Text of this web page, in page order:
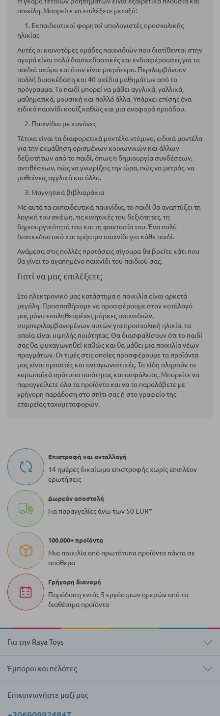
ποικίλη. Μπορείτε να επιλέξετε μεταξύ:
1. Εκπαιδευτικοί φορητοί υπολογιστές προσχολικής
ηλικίας
Αυτές οι καινοτόμες ομάδες παιχνιδιών που διατίθενται στην
αγορά είναι πολύ διασκεδαστικές και ενδιαφέρουσες για τα
παιδιά ακόμα και όταν είναι μικρότερα. Περιλαμβάνουν
πολλή διασκέδαση και 40 σχέδια μαθημάτων από το
πρόγραμμα. Το παιδί μπορεί να μάθει αγγλικά, γαλλικά,
μαθηματικά, μουσική και πολλά άλλα. Υπάρχει επίσης ένα
ειδικό παιχνίδι κουίζ καθώς και μια αναφορά προόδου.
2. Παιχνίδια με κανόνες
Τέτοια είναι τα διαφορετικά μοντέλα ντόμινο, ειδικά μοντέλα
για την εκμάθηση ορισμένων κοινωνικών και άλλων
δεξιοτήτων από το παιδί, όπως η δημιουργία συνδέσεων,
αντιθέσεων, πώς να γνωρίζεις την ώρα, πώς να μετράς, να
μαθαίνεις αγγλικά και άλλα.
3. Μαγνητικά βιβλιαράκια
Με αυτά τα εκπαιδευτικά παιχνίδια, το παιδί θα αναπτύξει τη
λογική του σκέψη, τις κινητικές του δεξιότητες, τη
δημιουργικότητά του και τη φαντασία του. Ένα πολύ
διασκεδαστικό και χρήσιμο παιχνίδι για κάθε παιδί.
Ανάμεσα στις πολλές προτάσεις σίγουρα θα βρείτε κάτι που
θα γίνει το αγαπημένο παιχνίδι του παιδιού σας.
Γιατί να μας επιλέξετε;
Στο ηλεκτρονικό μας κατάστημα η ποικιλία είναι αρκετά
μεγάλη. Προσπαθήσαμε να προσφέρουμε στον κατάλογό
μας μόνο επαληθευμένες μάρκες παιχνιδιών,
συμπεριλαμβανομένων αυτών για προσχολική ηλικία, τα
οποία είναι υψηλής ποιότητας. Θα διασφαλίσουν ότι το παιδί
σας θα ψυχαγωγηθεί καθώς και θα μάθει μια ποικιλία νέων
πραγμάτων. Οι τιμές στις οποίες προσφέρουμε τα προϊόντα
μας είναι προσιτές και ανταγωνιστικές. Τα είδη πληρούν τα
ευρωπαϊκά πρότυπα ποιότητας και ασφάλειας. Μπορείτε να
παραγγείλετε όλα τα προϊόντα και να τα παραλάβετε με
γρήγορη παράδοση στο σπίτι σας ή στο γραφείο της
εταιρείας ταχυμεταφορών.
Επιστροφή και ανταλλαγή
14 ημέρες δικαίωμα επιστροφής χωρίς επιπλέον
ερωτήσεις
Δωρεάν αποστολή
Για παραγγελίες άνω των 50 EUR*
100.000+ προϊόντα
Μια ποικιλία από πρωτότυπα προϊόντα πάντα σε
απόθεμα
Γρήγορη διανομή
Παράδοση εντός 5 εργάσιμων ημερών από τα
διαθέσιμα προϊόντα
Για την Raya Toys
Έμποροι και πελάτες
Επικοινωνήστε μαζί μας